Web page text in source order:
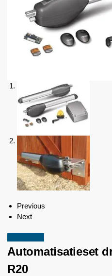
Previous
Next
Automatisatieset
R20